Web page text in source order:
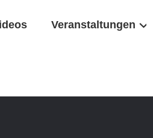
Veranstaltungen